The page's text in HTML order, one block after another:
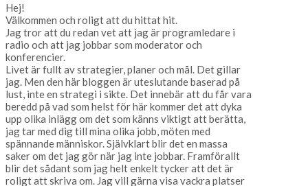
Hej!
Välkommen och roligt att du hittat hit.
Jag tror att du redan vet att jag är programledare i
radio och att jag jobbar som moderator och
konferencier.
Livet är fullt av strategier, planer och mål. Det gillar
jag. Men den här bloggen är uteslutande baserad på
lust, inte en strategi i sikte. Det innebär att du får vara
beredd på vad som helst för här kommer det att dyka
upp olika inlägg om det som känns viktigt att berätta,
jag tar med dig till mina olika jobb, möten med
spännande människor. Självklart blir det en massa
saker om det jag gör när jag inte jobbar. Framförallt
blir det sådant som jag helt enkelt tycker att det är
roligt att skriva om. Jag vill gärna visa vackra platser